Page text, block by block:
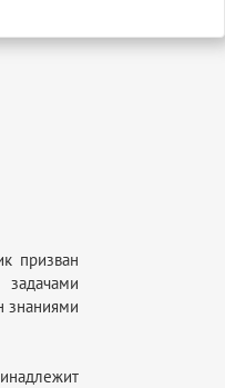
призван
знаниями